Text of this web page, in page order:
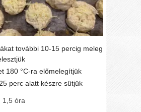
további 10-15 percig meleg
180 °C-ra előmelegítjük
perc alatt készre sütjük
1,5 óra